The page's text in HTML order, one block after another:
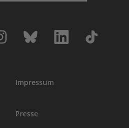
Impressum
Presse